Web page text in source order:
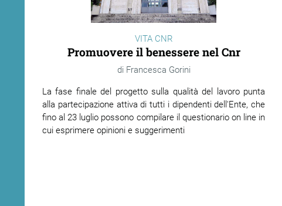
VITA CNR
Promuovere il benessere nel Cnr
Francesca Gorini
La fase finale del progetto sulla qualità del lavoro punta
alla partecipazione attiva di tutti i dipendenti dell'Ente, che
fino al 23 luglio possono compilare il questionario on line in
cui esprimere opinioni e suggerimenti